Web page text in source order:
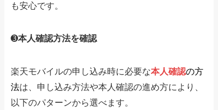
も安心です。
➌本人確認方法を確認
楽天モバイルの申し込み時に必要な本人確認の方
法は、申し込み方法や本人確認の進め方により、
以下のパターンから選べます。